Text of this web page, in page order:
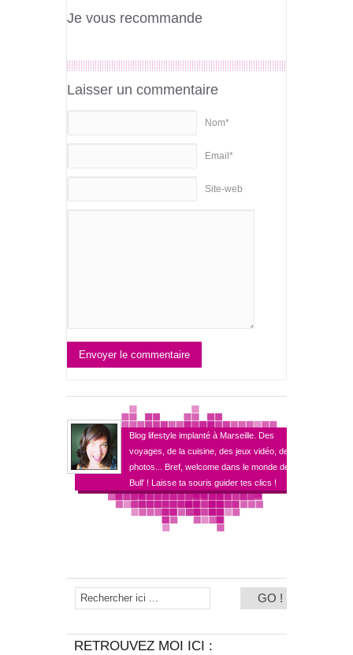
Je vous recommande
Laisser un commentaire
Nom*
Email*
Site-web
Envoyer le commentaire
Blog lifestyle implanté à Marseille. Des
voyages, de la cuisine, des jeux vidéo, des
photos... Bref, welcome dans le monde de
Bull' ! Laisse ta souris guider tes clics !
RETROUVEZ MOI ICI :